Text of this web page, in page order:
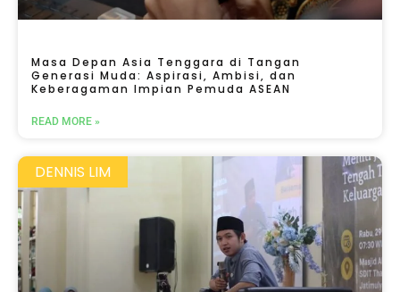
Masa Depan Asia Tenggara di Tangan
Generasi Muda: Aspirasi, Ambisi, dan
Keberagaman Impian Pemuda ASEAN
READ MORE »
DENNIS LIM